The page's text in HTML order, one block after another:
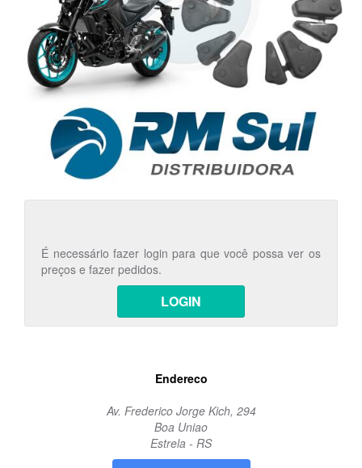
É necessário fazer login para que você possa ver os
preços e fazer pedidos.
LOGIN
Endereco
Av. Frederico Jorge Kich, 294
Boa Uniao
Estrela - RS